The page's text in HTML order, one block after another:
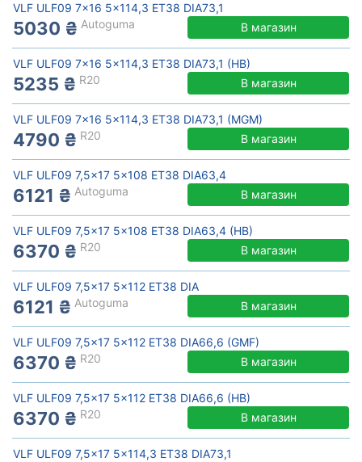
VLF ULF09 7x16 5x114,3 ET38 DIA73,1
5030 ₴ Autoguma В магазин
VLF ULF09 7x16 5x114,3 ET38 DIA73,1 (HB)
5235 ₴ R20 В магазин
VLF ULF09 7x16 5x114,3 ET38 DIA73,1 (MGM)
4790 ₴ R20 В магазин
VLF ULF09 7,5x17 5x108 ET38 DIA63,4
6121 ₴ Autoguma В магазин
VLF ULF09 7,5x17 5x108 ET38 DIA63,4 (HB)
6370 ₴ R20 В магазин
VLF ULF09 7,5x17 5x112 ET38 DIA
6121 ₴ Autoguma В магазин
VLF ULF09 7,5x17 5x112 ET38 DIA66,6 (GMF)
6370 ₴ R20 В магазин
VLF ULF09 7,5x17 5x112 ET38 DIA66,6 (HB)
6370 ₴ R20 В магазин
VLF ULF09 7,5x17 5x114,3 ET38 DIA73,1